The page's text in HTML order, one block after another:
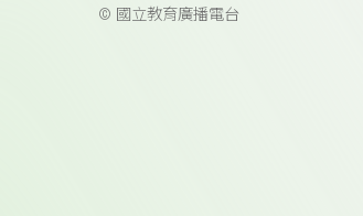
© 國立教育廣播電台